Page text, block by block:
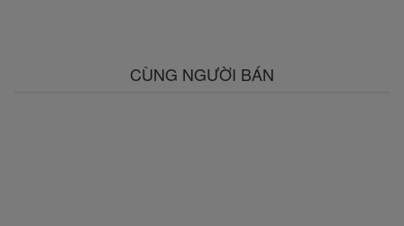
CÙNG NGƯỜI BÁN